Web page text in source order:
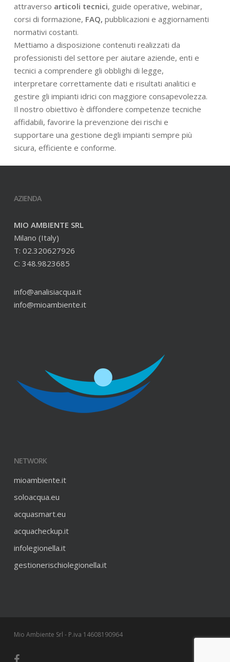
attraverso articoli tecnici, guide operative, webinar,
corsi di formazione, FAQ, pubblicazioni e aggiornamenti
normativi costanti.
Mettiamo a disposizione contenuti realizzati da
professionisti del settore per aiutare aziende, enti e
tecnici a comprendere gli obblighi di legge,
interpretare correttamente dati e risultati analitici e
gestire gli impianti idrici con maggiore consapevolezza.
Il nostro obiettivo è diffondere competenze tecniche
affidabili, favorire la prevenzione dei rischi e
supportare una gestione degli impianti sempre più
sicura, efficiente e conforme.
AZIENDA
MIO AMBIENTE SRL
Milano (Italy)
T: 02.320627926
C: 348.9823685
info@analisiacqua.it
info@mioambiente.it
NETWORK
mioambiente.it
soloacqua.eu
acquasmart.eu
acquacheckup.it
infolegionella.it
gestionerischiolegionella.it
Mio Ambiente Srl - P.iva 14608190964
facebook